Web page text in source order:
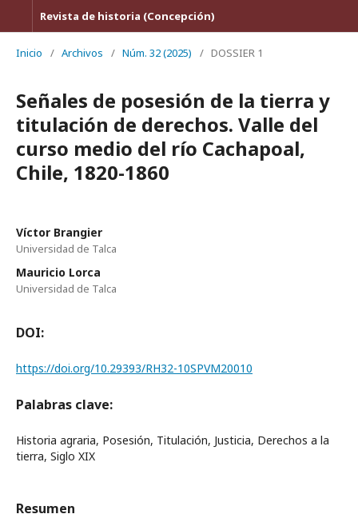
Revista de historia (Concepción)
Inicio / Archivos / Núm. 32 (2025) / DOSSIER 1
Señales de posesión de la tierra y
titulación de derechos. Valle del
curso medio del río Cachapoal,
Chile, 1820-1860
Víctor Brangier
Universidad de Talca
Mauricio Lorca
Universidad de Talca
DOI:
https://doi.org/10.29393/RH32-10SPVM20010
Palabras clave:
Historia agraria, Posesión, Titulación, Justicia, Derechos a la
tierra, Siglo XIX
Resumen